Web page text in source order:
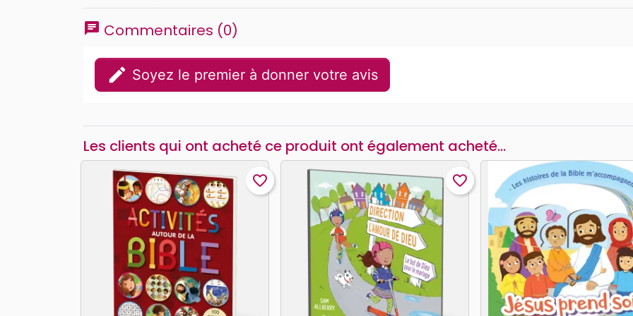
chat Commentaires (0)
edit Soyez le premier à donner votre avis
Les clients qui ont acheté ce produit ont également acheté...
favorite_border favorite_border